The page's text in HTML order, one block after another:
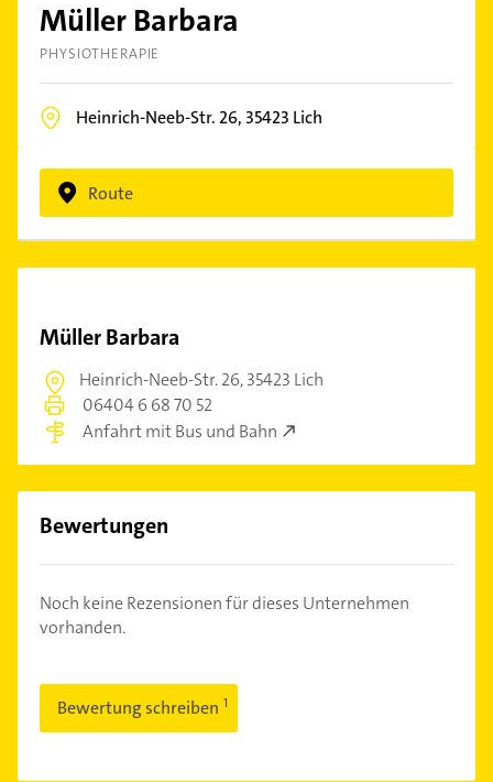
Müller Barbara
PHYSIOTHERAPIE
Heinrich-Neeb-Str. 26, 35423 Lich
Route
Müller Barbara
Heinrich-Neeb-Str. 26,35423 Lich
06404 6 68 70 52
Anfahrt mit Bus und Bahn
Bewertungen
Noch keine Rezensionen für dieses Unternehmen
vorhanden.
Bewertung schreiben